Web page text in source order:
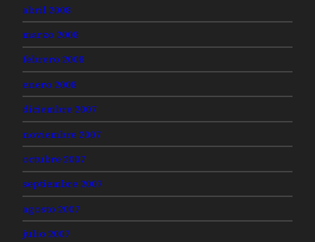
abril 2008
marzo 2008
febrero 2008
enero 2008
diciembre 2007
noviembre 2007
octubre 2007
septiembre 2007
agosto 2007
julio 2007